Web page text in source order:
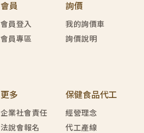
會員
會員登入
會員專區
詢價
我的詢價車
詢價說明
更多
企業社會責任
法說會報名
保健食品代工
經營理念
代工產線